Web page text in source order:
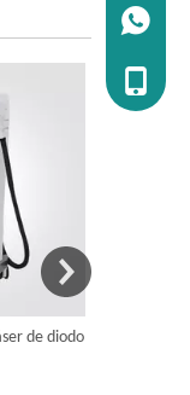
de diodo
Tel:+86